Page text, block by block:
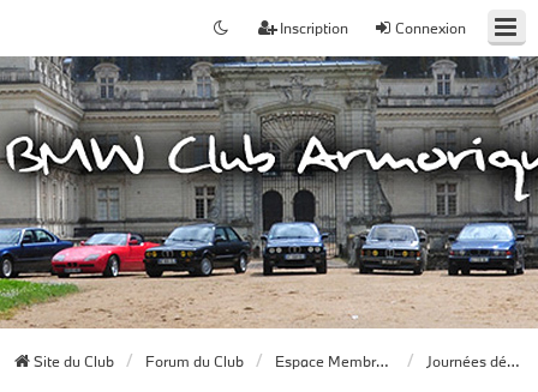
Connexion
Inscription
Site du Club Forum du Club Espace Membres du forum Journées découverte